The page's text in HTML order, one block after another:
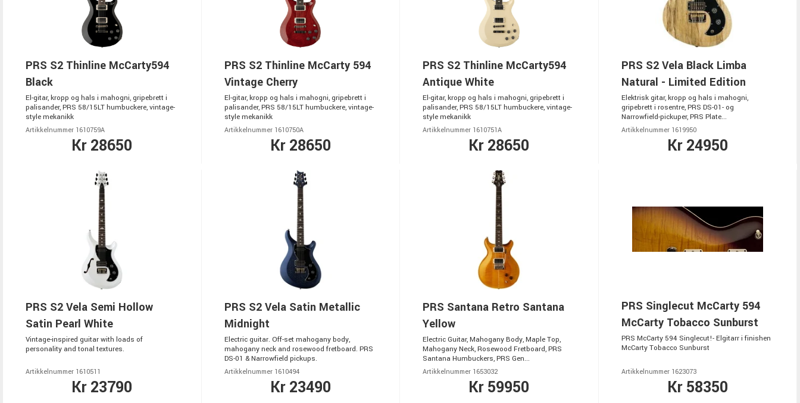
PRS S2 Thinline McCarty594
Black
El-gitar, kropp og hals i mahogni, gripebrett i
palisander, PRS 58/15LT humbuckere, vintage-
style mekanikk
Artikkelnummer 1610759A
Kr 28650
PRS S2 Thinline McCarty 594
Vintage Cherry
El-gitar, kropp og hals i mahogni, gripebrett i
palisander, PRS 58/15LT humbuckere, vintage-
style mekanikk
Artikkelnummer 1610750A
Kr 28650
PRS S2 Thinline McCarty594
Antique White
El-gitar, kropp og hals i mahogni, gripebrett i
palisander, PRS 58/15LT humbuckere, vintage-
style mekanikk
Artikkelnummer 1610751A
Kr 28650
PRS S2 Vela Black Limba
Natural - Limited Edition
Elektrisk gitar, kropp og hals i mahogni,
gripebrett i rosentre, PRS DS-01- og
Narrowfield-pickuper, PRS Plate...
Artikkelnummer 1619950
Kr 24950
PRS S2 Vela Semi Hollow
Satin Pearl White
Vintage-inspired guitar with loads of
personality and tonal textures.
Artikkelnummer 1610511
Kr 23790
PRS S2 Vela Satin Metallic
Midnight
Electric guitar. Off-set mahogany body,
mahogany neck and rosewood fretboard. PRS
DS-01 & Narrowfield pickups.
Artikkelnummer 1610494
Kr 23490
PRS Santana Retro Santana
Yellow
Electric Guitar, Mahogany Body, Maple Top,
Mahogany Neck, Rosewood Fretboard, PRS
Santana Humbuckers, PRS Gen...
Artikkelnummer 1653032
Kr 59950
PRS Singlecut McCarty 594
McCarty Tobacco Sunburst
PRS McCarty 594 Singlecut!- Elgitarr i finishen
McCarty Tobacco Sunburst
Artikkelnummer 1623073
Kr 58350